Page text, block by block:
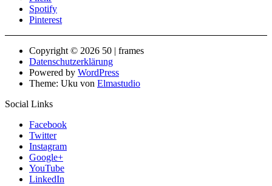
Spotify
Pinterest
Copyright © 2026 50 | frames
Datenschutzerklärung
Powered by WordPress
Theme: Uku von Elmastudio
Social Links
Facebook
Twitter
Instagram
Google+
YouTube
LinkedIn